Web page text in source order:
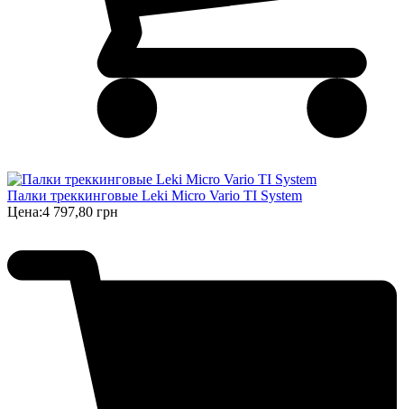
Палки треккинговые Leki Micro Vario TI System
Цена:4 797,80 грн